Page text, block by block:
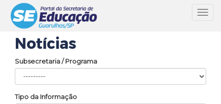
Notícias
Subsecretaria / Programa
Tipo da Informação